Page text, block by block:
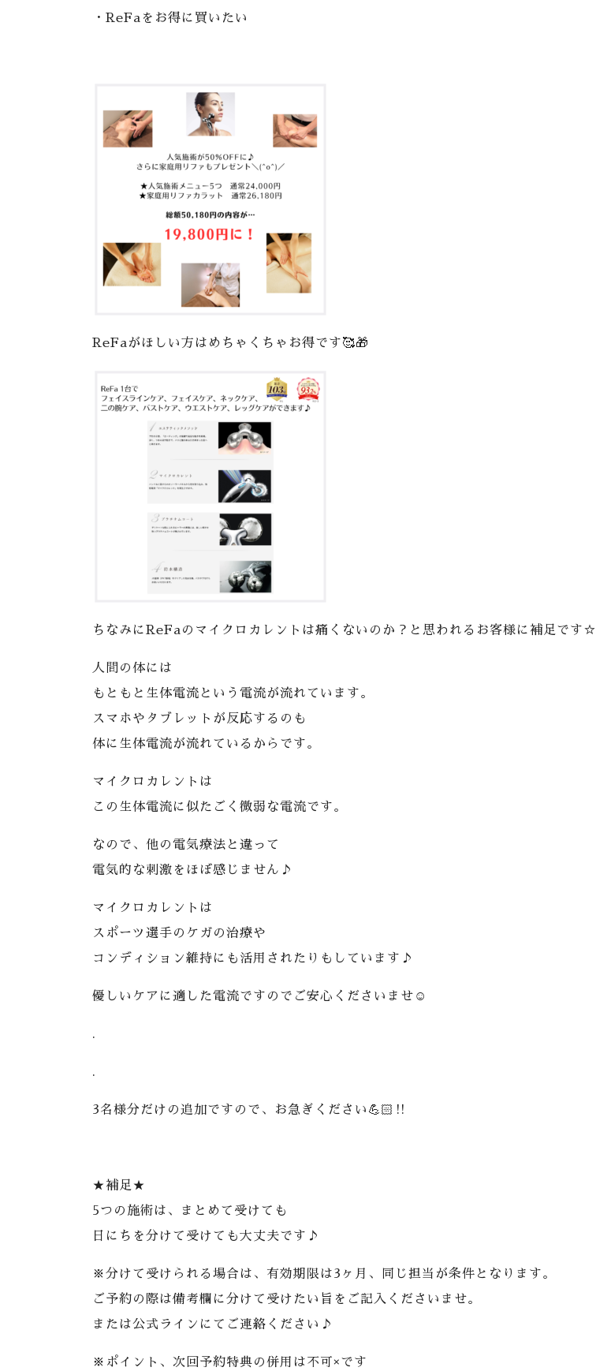
・ReFaをお得に買いたい
ReFaがほしい方はめちゃくちゃお得です🥰🎁
ちなみにReFaのマイクロカレントは痛くないのか？と思われるお客様に補足です☆
人間の体には
もともと生体電流という電流が流れています。
スマホやタブレットが反応するのも
体に生体電流が流れているからです。
マイクロカレントは
この生体電流に似たごく微弱な電流です。
なので、他の電気療法と違って
電気的な刺激をほぼ感じません♪
マイクロカレントは
スポーツ選手のケガの治療や
コンディション維持にも活用されたりもしています♪
優しいケアに適した電流ですのでご安心くださいませ☺️
.
.
3名様分だけの追加ですので、お急ぎください💪🏻‼️
★補足★
5つの施術は、まとめて受けても
日にちを分けて受けても大丈夫です♪
※分けて受けられる場合は、有効期限は3ヶ月、同じ担当が条件となります。
ご予約の際は備考欄に分けて受けたい旨をご記入くださいませ。
または公式ラインにてご連絡ください♪
※ポイント、次回予約特典の併用は不可×です